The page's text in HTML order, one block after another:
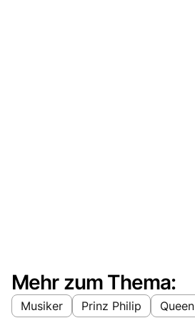
Mehr zum Thema:
Musiker Prinz Philip Queen